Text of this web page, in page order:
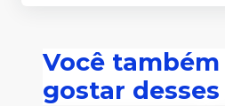
Você
gostar desses